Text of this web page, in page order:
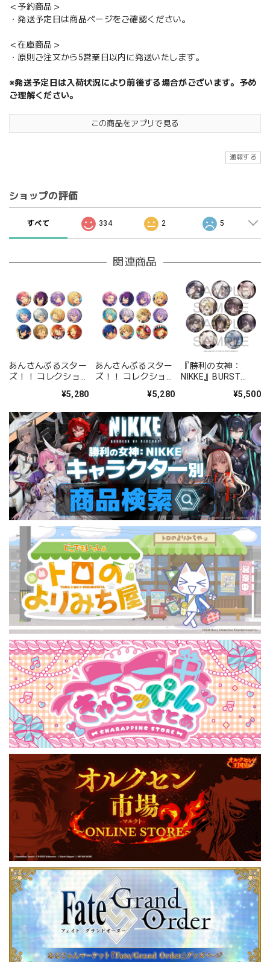
＜予約商品＞
・発送予定日は商品ページをご確認ください。
＜在庫商品＞
・原則ご注文から5営業日以内に発送いたします。
※発送予定日は入荷状況により前後する場合がございます。予め
ご理解ください。
この商品をアプリで見る
通報する
ショップの評価
すべて 334 2 5
関連商品
あんさんぶるスター
ズ！！ コレクション
¥5,280
あんさんぶるスター
ズ！！ コレクション
¥5,280
『勝利の女神：
NIKKE』BURST
ジ Vol.9 BOX 全10種
¥5,500